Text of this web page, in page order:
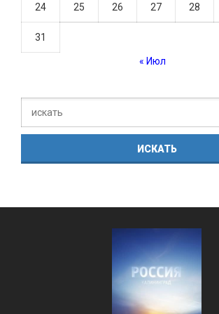
24 25 26 27 28
31
« Июл